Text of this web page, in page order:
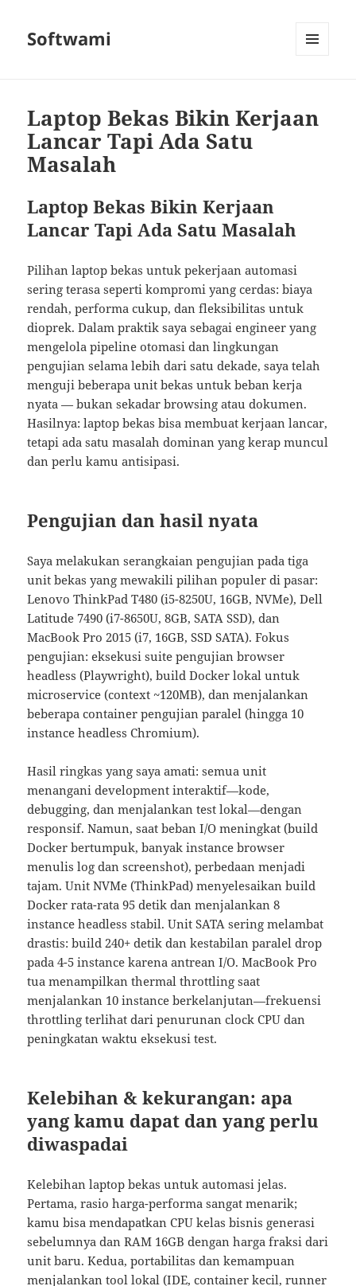
Softwami
Laptop Bekas Bikin Kerjaan
Lancar Tapi Ada Satu
Masalah
Laptop Bekas Bikin Kerjaan
Lancar Tapi Ada Satu Masalah
Pilihan laptop bekas untuk pekerjaan automasi
sering terasa seperti kompromi yang cerdas: biaya
rendah, performa cukup, dan fleksibilitas untuk
dioprek. Dalam praktik saya sebagai engineer yang
mengelola pipeline otomasi dan lingkungan
pengujian selama lebih dari satu dekade, saya telah
menguji beberapa unit bekas untuk beban kerja
nyata — bukan sekadar browsing atau dokumen.
Hasilnya: laptop bekas bisa membuat kerjaan lancar,
tetapi ada satu masalah dominan yang kerap muncul
dan perlu kamu antisipasi.
Pengujian dan hasil nyata
Saya melakukan serangkaian pengujian pada tiga
unit bekas yang mewakili pilihan populer di pasar:
Lenovo ThinkPad T480 (i5-8250U, 16GB, NVMe), Dell
Latitude 7490 (i7-8650U, 8GB, SATA SSD), dan
MacBook Pro 2015 (i7, 16GB, SSD SATA). Fokus
pengujian: eksekusi suite pengujian browser
headless (Playwright), build Docker lokal untuk
microservice (context ~120MB), dan menjalankan
beberapa container pengujian paralel (hingga 10
instance headless Chromium).
Hasil ringkas yang saya amati: semua unit
menangani development interaktif—kode,
debugging, dan menjalankan test lokal—dengan
responsif. Namun, saat beban I/O meningkat (build
Docker bertumpuk, banyak instance browser
menulis log dan screenshot), perbedaan menjadi
tajam. Unit NVMe (ThinkPad) menyelesaikan build
Docker rata-rata 95 detik dan menjalankan 8
instance headless stabil. Unit SATA sering melambat
drastis: build 240+ detik dan kestabilan paralel drop
pada 4-5 instance karena antrean I/O. MacBook Pro
tua menampilkan thermal throttling saat
menjalankan 10 instance berkelanjutan—frekuensi
throttling terlihat dari penurunan clock CPU dan
peningkatan waktu eksekusi test.
Kelebihan & kekurangan: apa
yang kamu dapat dan yang perlu
diwaspadai
Kelebihan laptop bekas untuk automasi jelas.
Pertama, rasio harga-performa sangat menarik;
kamu bisa mendapatkan CPU kelas bisnis generasi
sebelumnya dan RAM 16GB dengan harga fraksi dari
unit baru. Kedua, portabilitas dan kemampuan
menjalankan tool lokal (IDE, container kecil, runner